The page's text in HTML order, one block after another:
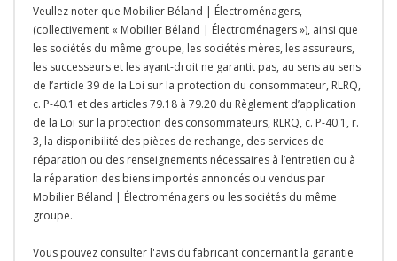
Veullez noter que Mobilier Béland | Électroménagers,
(collectivement « Mobilier Béland | Électroménagers »), ainsi que
les sociétés du même groupe, les sociétés mères, les assureurs,
les successeurs et les ayant-droit ne garantit pas, au sens au sens
de l’article 39 de la Loi sur la protection du consommateur, RLRQ,
c. P-40.1 et des articles 79.18 à 79.20 du Règlement d’application
de la Loi sur la protection des consommateurs, RLRQ, c. P-40.1, r.
3, la disponibilité des pièces de rechange, des services de
réparation ou des renseignements nécessaires à l’entretien ou à
la réparation des biens importés annoncés ou vendus par
Mobilier Béland | Électroménagers ou les sociétés du même
groupe.
Vous pouvez consulter l'avis du fabricant concernant la garantie